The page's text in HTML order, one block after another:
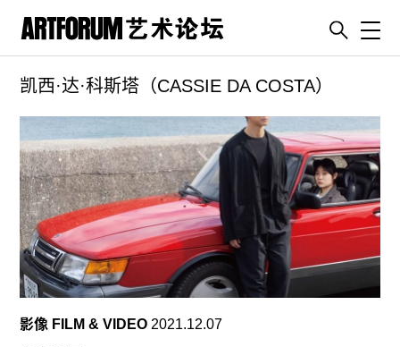
artguide
新闻
展评
杂志
专栏
视频
ENGLISH
凯西·达·科斯塔（CASSIE DA COSTA）
影像 FILM & VIDEO 2021.12.07